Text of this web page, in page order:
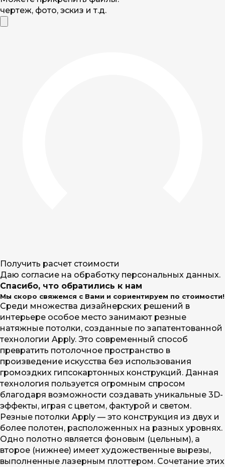
чертеж, фото, эскиз и т.д.
Получить расчет стоимости
Даю согласие на обработку персональных данных.
Спасибо, что обратились к нам
Мы скоро свяжемся с Вами и сориентируем по стоимости!
Среди множества дизайнерских решений в
интерьере особое место занимают резные
натяжные потолки, созданные по запатентованной
технологии Apply. Это современный способ
превратить потолочное пространство в
произведение искусства без использования
громоздких гипсокартонных конструкций. Данная
технология пользуется огромным спросом
благодаря возможности создавать уникальные 3D-
эффекты, играя с цветом, фактурой и светом.
Резные потолки Apply — это конструкция из двух и
более полотен, расположенных на разных уровнях.
Одно полотно является фоновым (цельным), а
второе (нижнее) имеет художественные вырезы,
выполненные лазерным плоттером. Сочетание этих